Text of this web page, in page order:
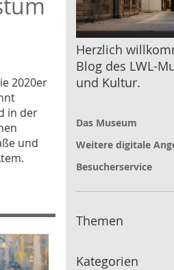
2020er
in der
und
Herzlich
Blog des LWL-
und Kultur.
Das Museum
Weitere digitale
Besucherservice
Themen
Kategorien